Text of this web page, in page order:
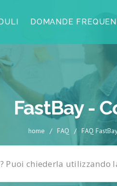
DOMANDE
FastBay -
home / FAQ / FAQ